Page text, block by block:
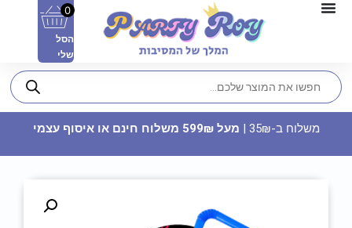
0
הסל
שלי
משלוח ב-35₪ | מעל 599₪ משלוח חינם או איסוף עצמי